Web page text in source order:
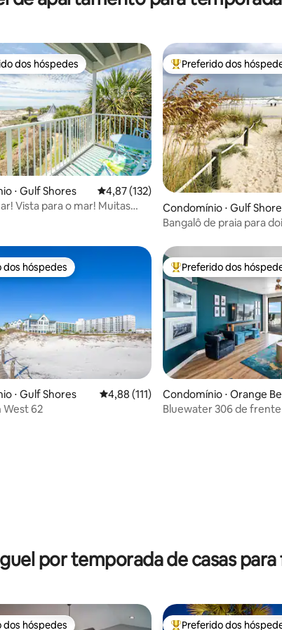
de 5, 242 avaliações
preferidos dos hóspedes
dos hóspedes
⋅ Gulf Shores 4,87 de uma avaliação média de 5, 132
4,87 (132)
Vista para o mar! Muitas
Entre os melhores
Preferido dos
Condomínio ⋅ Gulf
Bangalô de praia para
de 5, 205 avaliações
dos hóspedes
dos hóspedes
⋅ Gulf Shores 4,88 de uma avaliação média de 5, 111
4,88 (111)
West 62
Entre os melhores
Preferido dos
Condomínio ⋅ Orange
Bluewater 306 de
por temporada de casas para
dos hóspedes Preferido dos